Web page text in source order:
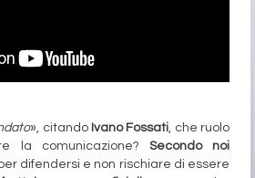
», citando Ivano Fossati, che ruolo
la comunicazione? Secondo noi
difendersi e non rischiare di essere